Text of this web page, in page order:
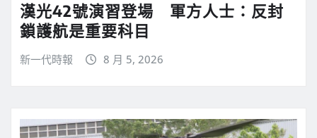
漢光42號演習登場 軍方人士：反封
鎖護航是重要科目
新一代時報 8 月 5, 2026